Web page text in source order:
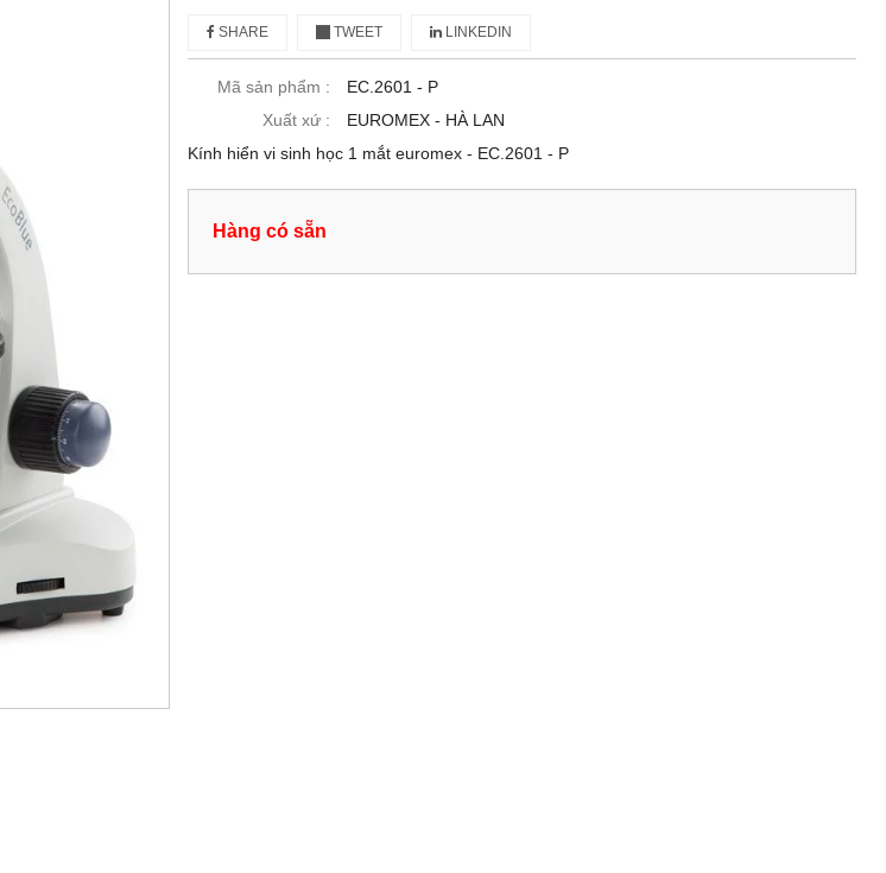
SHARE TWEET LINKEDIN
Mã sản phẩm :
EC.2601 ‑ P
Xuất xứ :
EUROMEX - HÀ LAN
Kính hiển vi sinh học 1 mắt euromex - EC.2601 ‑ P
Hàng có sẵn